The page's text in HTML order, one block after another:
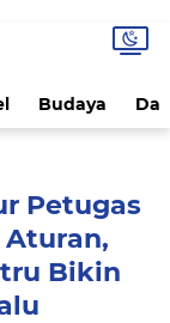
Budaya
Petugas
Aturan,
Bikin